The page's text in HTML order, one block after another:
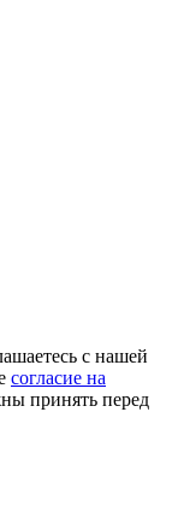
с нашей
согласие на
принять перед